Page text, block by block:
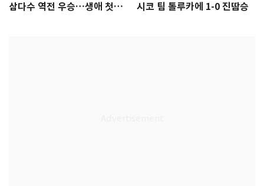
삼다수 역전 우승…생애 첫승
시코 팀 톨루카에 1-0 진땀승